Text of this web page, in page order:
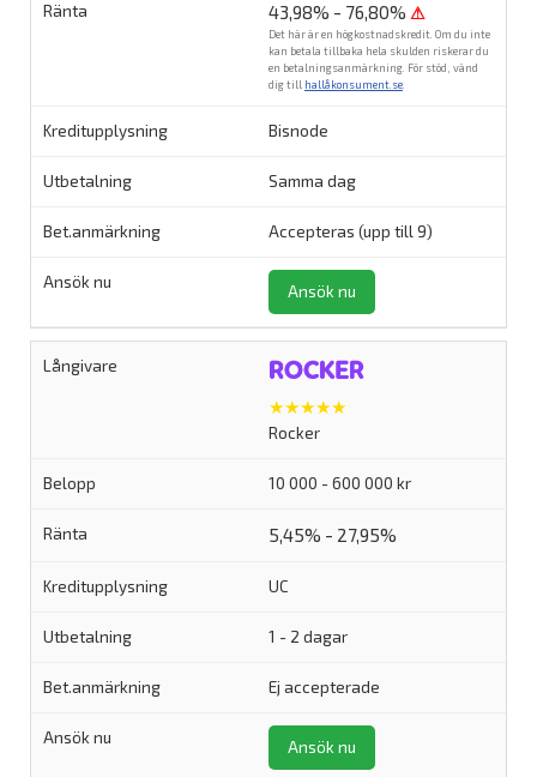
43,98% - 76,80% ⚠
Det här är en högkostnadskredit. Om du inte
kan betala tillbaka hela skulden riskerar du
en betalningsanmärkning. För stöd, vänd
dig till hallåkonsument.se
Bisnode
Samma dag
Accepteras (upp till 9)
Ansök nu
★★★★★
Rocker
10 000 - 600 000 kr
5,45% - 27,95%
UC
1 - 2 dagar
Ej accepterade
Ansök nu